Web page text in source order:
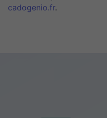
cadogenio.fr.